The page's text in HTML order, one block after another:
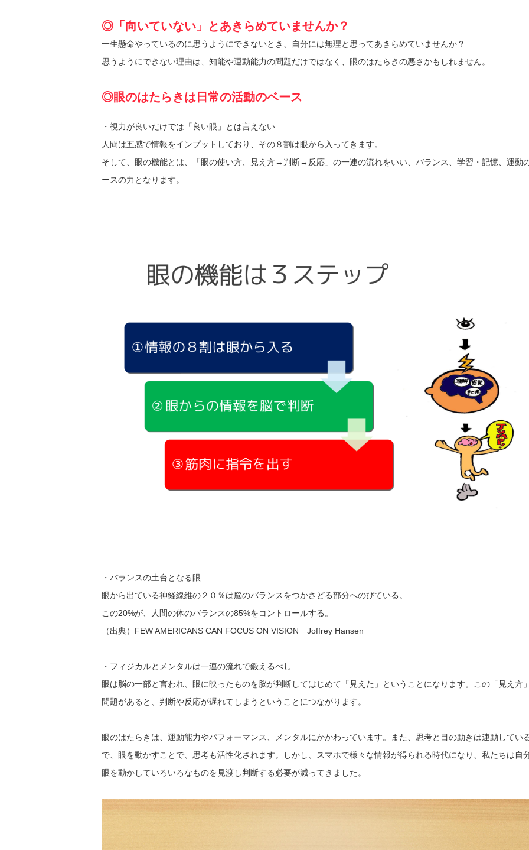
◎「向いていない」とあきらめていませんか？
一生懸命やっているのに思うようにできないとき、自分には無理と思ってあきらめていませんか？
思うようにできない理由は、知能や運動能力の問題だけではなく、眼のはたらきの悪さかもしれません。
◎眼のはたらきは日常の活動のベース
・視力が良いだけでは「良い眼」とは言えない
人間は五感で情報をインプットしており、その８割は眼から入ってきます。
そして、眼の機能とは、「眼の使い方、見え方→判断→反応」の一連の流れをいい、バランス、学習・記憶、運動
ースの力となります。
・バランスの土台となる眼
眼から出ている神経線維の２０％は脳のバランスをつかさどる部分へのびている。
この20%が、人間の体のバランスの85%をコントロールする。
（出典）FEW AMERICANS CAN FOCUS ON VISION Joffrey Hansen
・フィジカルとメンタルは一連の流れで鍛えるべし
眼は脳の一部と言われ、眼に映ったものを脳が判断してはじめて「見えた」ということになります。この「見え方
問題があると、判断や反応が遅れてしまうということにつながります。
眼のはたらきは、運動能力やパフォーマンス、メンタルにかかわっています。また、思考と目の動きは連動してい
で、眼を動かすことで、思考も活性化されます。しかし、スマホで様々な情報が得られる時代になり、私たちは自
眼を動かしていろいろなものを見渡し判断する必要が減ってきました。